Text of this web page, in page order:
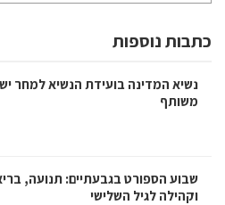
כתבות נוספות
נשיא המדינה בועידת הנשיא למחר
משותף
שבוע הספורט בגבעתיים: תנועה,
וקהילה לגיל השלישי